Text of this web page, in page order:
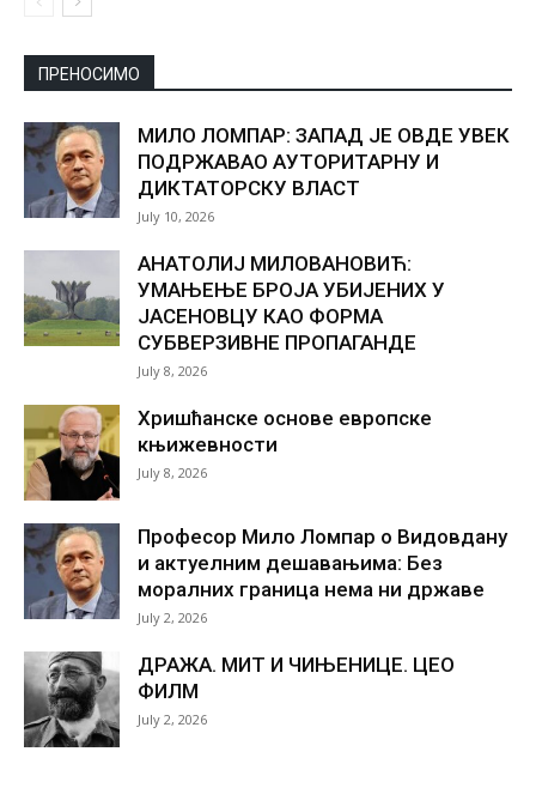
ПРЕНОСИМО
МИЛО ЛОМПАР: ЗАПАД ЈЕ ОВДЕ УВЕК
ПОДРЖАВАО АУТОРИТАРНУ И
ДИКТАТОРСКУ ВЛАСТ
July 10, 2026
АНАТОЛИЈ МИЛОВАНОВИЋ:
УМАЊЕЊЕ БРОЈА УБИЈЕНИХ У
ЈАСЕНОВЦУ КАО ФОРМА
СУБВЕРЗИВНЕ ПРОПАГАНДЕ
July 8, 2026
Хришћанске основе европске
књижевности
July 8, 2026
Професор Мило Ломпар о Видовдану
и актуелним дешавањима: Без
моралних граница нема ни државе
July 2, 2026
ДРАЖА. МИТ И ЧИЊЕНИЦЕ. ЦЕО
ФИЛМ
July 2, 2026